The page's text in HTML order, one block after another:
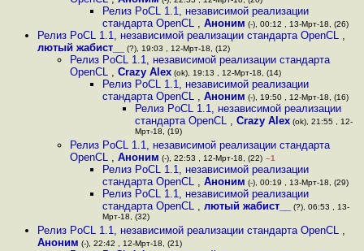
Релиз PoCL 1.1, независимой реализации
стандарта OpenCL , Аноним (-), 00:12 , 13-Мрт-18, (26)
Релиз PoCL 1.1, независимой реализации стандарта OpenCL ,
лютый жабист__
(?), 19:03 , 12-Мрт-18, (12)
Релиз PoCL 1.1, независимой реализации стандарта
OpenCL , Crazy Alex (ok), 19:13 , 12-Мрт-18, (14)
Релиз PoCL 1.1, независимой реализации
стандарта OpenCL , Аноним (-), 19:50 , 12-Мрт-18, (16)
Релиз PoCL 1.1, независимой реализации
стандарта OpenCL , Crazy Alex (ok), 21:55 , 12-
Мрт-18, (19)
Релиз PoCL 1.1, независимой реализации стандарта
OpenCL , Аноним (-), 22:53 , 12-Мрт-18, (22) –1
Релиз PoCL 1.1, независимой реализации
стандарта OpenCL , Аноним (-), 00:19 , 13-Мрт-18, (29)
Релиз PoCL 1.1, независимой реализации
стандарта OpenCL , лютый жабист__ (?), 06:53 , 13-
Мрт-18, (32)
Релиз PoCL 1.1, независимой реализации стандарта OpenCL ,
Аноним (-), 22:42 , 12-Мрт-18, (21)